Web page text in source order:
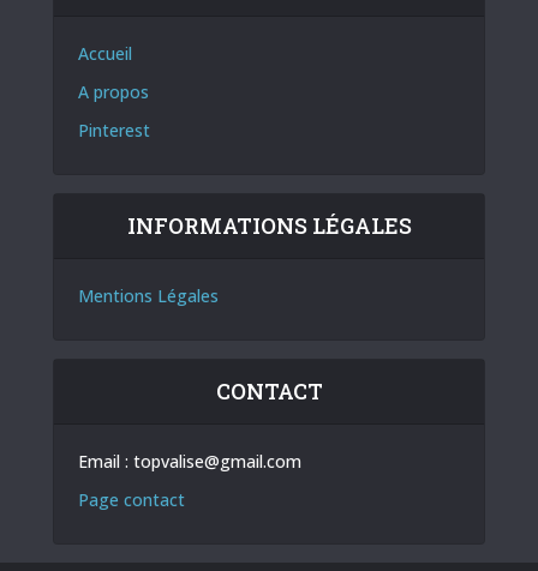
Accueil
A propos
Pinterest
INFORMATIONS LÉGALES
Mentions Légales
CONTACT
Email : topvalise@gmail.com
Page contact